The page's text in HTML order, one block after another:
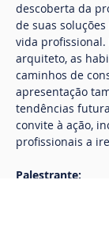
descoberta da
de suas
vida
arquiteto, as
caminhos de
apresentação
tendências
convite à ação,
profissionais a
Palestrante: